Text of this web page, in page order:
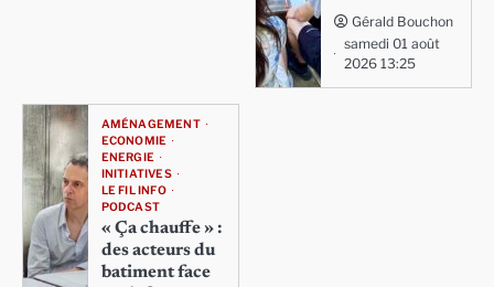
Gérald Bouchon
samedi 01 août
2026 13:25
AMÉNAGEMENT
ECONOMIE
ENERGIE
INITIATIVES
LE FIL INFO
PODCAST
« Ça chauffe » :
des acteurs du
batiment face